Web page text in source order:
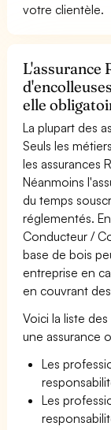
votre clientèle.
L'assurance
elle
La plupart des
Seuls les
les assurances
Néanmoins
du temps
réglementés.
Conducteur /
base de bois
entreprise en
en couvrant
Voici la liste
une assurance
Les
Les